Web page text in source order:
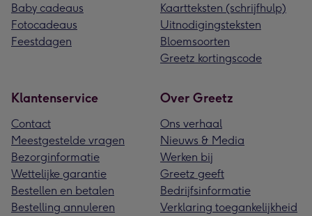
Baby cadeaus
Fotocadeaus
Feestdagen
Kaartteksten (schrijfhulp)
Uitnodigingsteksten
Bloemsoorten
Greetz kortingscode
Klantenservice
Contact
Meestgestelde vragen
Bezorginformatie
Wettelijke garantie
Bestellen en betalen
Bestelling annuleren
Over Greetz
Ons verhaal
Nieuws & Media
Werken bij
Greetz geeft
Bedrijfsinformatie
Verklaring toegankelijkheid